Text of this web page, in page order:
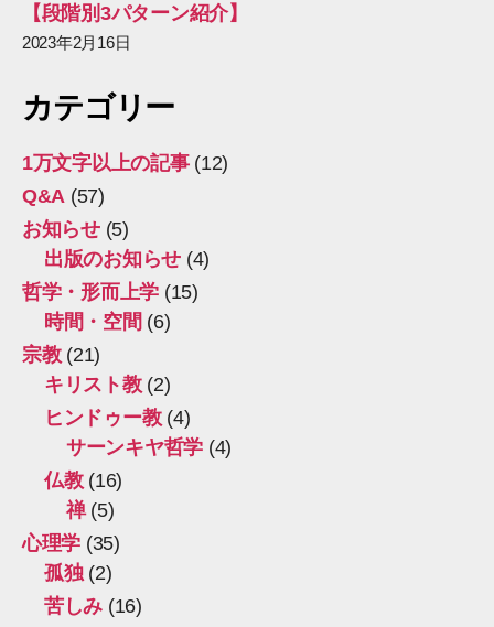
【段階別3パターン紹介】
2023年2月16日
カテゴリー
1万文字以上の記事(12)
Q&A (57)
お知らせ(5)
出版のお知らせ (4)
哲学・形而上学 (15)
時間・空間 (6)
宗教(21)
キリスト教(2)
ヒンドゥー教(4)
サーンキヤ哲学 (4)
仏教(16)
禅(5)
心理学 (35)
孤独(2)
苦しみ (16)